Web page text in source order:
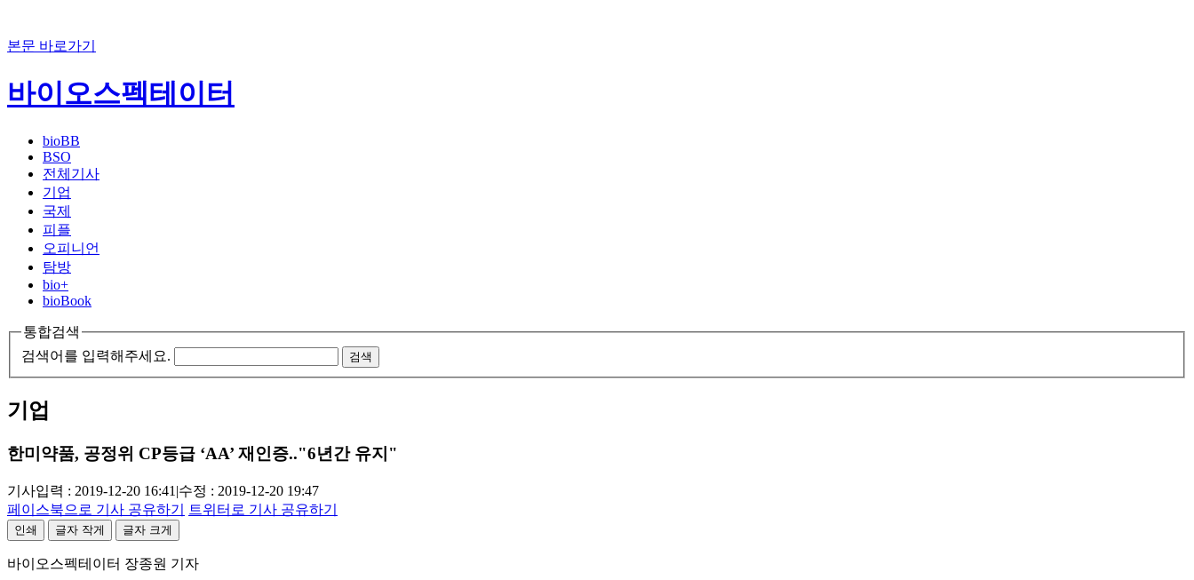
본문 바로가기
바이오스펙테이터
bioBB
BSO
전체기사
기업
국제
피플
오피니언
탐방
bio+
bioBook
통합검색
검색어를 입력해주세요.
검색
기업
한미약품, 공정위 CP등급 ‘AA’ 재인증.."6년간 유지"
기사입력 : 2019-12-20 16:41 |수정 : 2019-12-20 19:47
페이스북으로 기사 공유하기
트위터로 기사 공유하기
인쇄 글자 작게 글자 크게
바이오스펙테이터 장종원 기자